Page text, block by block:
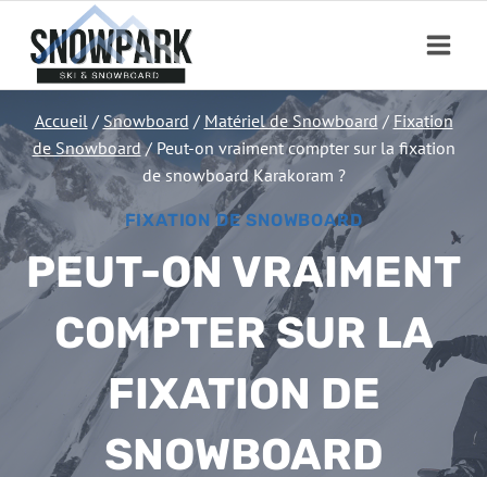
contenu
Accueil / Snowboard / Matériel de Snowboard / Fixation
de Snowboard / Peut-on vraiment compter sur la fixation
de snowboard Karakoram ?
FIXATION DE SNOWBOARD
PEUT-ON VRAIMENT
COMPTER SUR LA
FIXATION DE
SNOWBOARD